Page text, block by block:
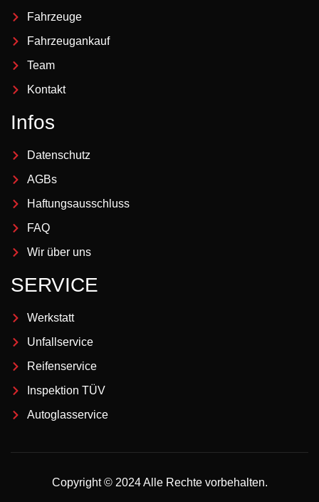
Fahrzeuge
Fahrzeugankauf
Team
Kontakt
Infos
Datenschutz
AGBs
Haftungsausschluss
FAQ
Wir über uns
SERVICE
Werkstatt
Unfallservice
Reifenservice
Inspektion TÜV
Autoglasservice
Copyright © 2024 Alle Rechte vorbehalten.